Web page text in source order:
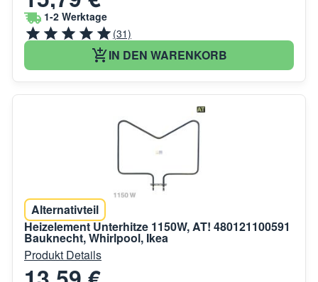
1-2 Werktage
(31)
IN DEN WARENKORB
Alternativteil
Heizelement Unterhitze 1150W, AT! 480121100591
Bauknecht, Whirlpool, Ikea
Produkt Details